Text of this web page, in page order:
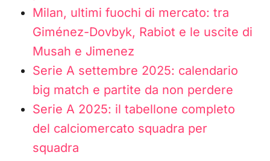
Milan, ultimi fuochi di mercato: tra
Giménez-Dovbyk, Rabiot e le uscite di
Musah e Jimenez
Serie A settembre 2025: calendario
big match e partite da non perdere
Serie A 2025: il tabellone completo
del calciomercato squadra per
squadra